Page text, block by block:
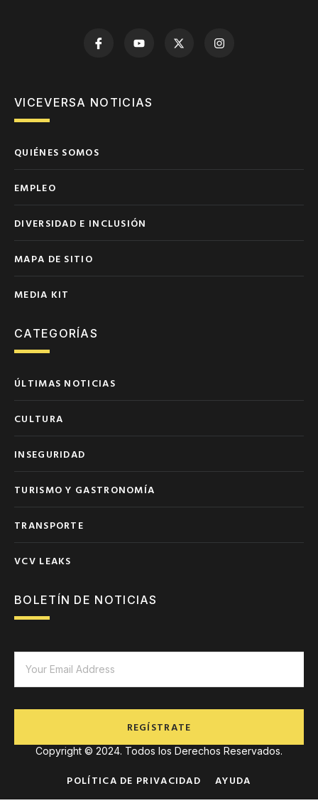
VICEVERSA NOTICIAS
QUIÉNES SOMOS
EMPLEO
DIVERSIDAD E INCLUSIÓN
MAPA DE SITIO
MEDIA KIT
CATEGORÍAS
ÚLTIMAS NOTICIAS
CULTURA
INSEGURIDAD
TURISMO Y GASTRONOMÍA
TRANSPORTE
VCV LEAKS
BOLETÍN DE NOTICIAS
REGÍSTRATE
Copyright © 2024. Todos los Derechos Reservados.
POLÍTICA DE PRIVACIDAD AYUDA